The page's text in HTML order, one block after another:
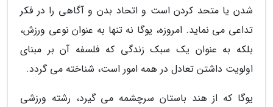
شدن یا متحد کردن است و اتحاد بدن و آگاهی را در فکر
تداعی می نماید. امروزه، یوگا نه تنها به عنوان نوعی ورزش،
بلکه به عنوان یک سبک زندگی که فلسفه آن بر مبنای
اولویت داشتن تعادل در همه امور است، شناخته می گردد.
یوگا که از هند باستان سرچشمه می گیرد، رشته ورزشی